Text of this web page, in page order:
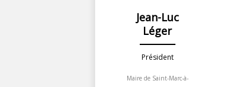
Jean-Luc
Léger
Président
Maire de Saint-Marc-à-